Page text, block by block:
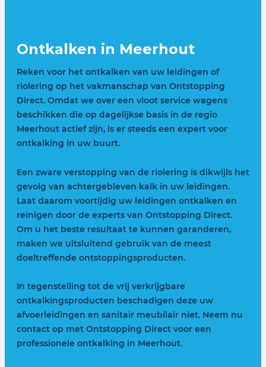
Ontkalken in Meerhout
Reken voor het ontkalken van uw leidingen of
riolering op het vakmanschap van Ontstopping
Direct. Omdat we over een vloot service wagens
beschikken die op dagelijkse basis in de regio
Meerhout actief zijn, is er steeds een expert voor
ontkalking in uw buurt.
Een zware verstopping van de riolering is dikwijls het
gevolg van achtergebleven kalk in uw leidingen.
Laat daarom voortijdig uw leidingen ontkalken en
reinigen door de experts van Ontstopping Direct.
Om u het beste resultaat te kunnen garanderen,
maken we uitsluitend gebruik van de meest
doeltreffende ontstoppingsproducten.
In tegenstelling tot de vrij verkrijgbare
ontkalkingsproducten beschadigen deze uw
afvoerleidingen en sanitair meubilair niet. Neem nu
contact op met Ontstopping Direct voor een
professionele ontkalking in Meerhout.